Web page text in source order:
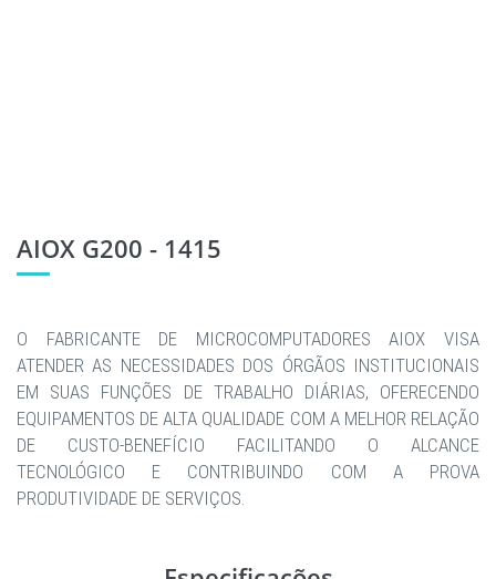
AIOX G200 - 1415
O FABRICANTE DE MICROCOMPUTADORES AIOX VISA
ATENDER AS NECESSIDADES DOS ÓRGÃOS INSTITUCIONAIS
EM SUAS FUNÇÕES DE TRABALHO DIÁRIAS, OFERECENDO
EQUIPAMENTOS DE ALTA QUALIDADE COM A MELHOR RELAÇÃO
DE CUSTO-BENEFÍCIO FACILITANDO O ALCANCE
TECNOLÓGICO E CONTRIBUINDO COM A PROVA
PRODUTIVIDADE DE SERVIÇOS.